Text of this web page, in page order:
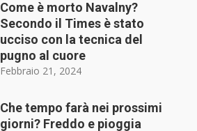
Come è morto Navalny?
Secondo il Times è stato
ucciso con la tecnica del
pugno al cuore
Febbraio 21, 2024
Che tempo farà nei prossimi
giorni? Freddo e pioggia